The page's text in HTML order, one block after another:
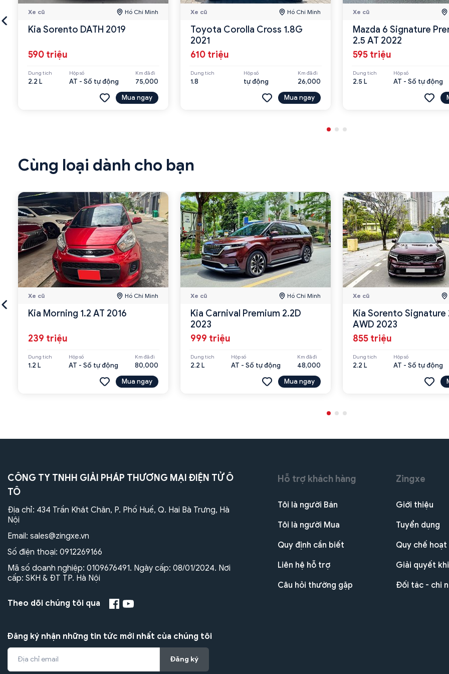
Xe cũ Hồ Chí Minh
Kia Sorento DATH 2019
590 triệu
Dung tích
2.2 L
Hộp số
AT - Số tự động
Km đã đi
75,000
Mua ngay
Xe cũ Hồ Chí Minh
Toyota Corolla Cross 1.8G
2021
610 triệu
Dung tích
1.8
Hộp số
tự động
Km đã đi
26,000
Mua ngay
Xe cũ
Mazda 6 Signature
2.5 AT 2022
595 triệu
Dung tích
2.5 L
Hộp số
AT - Số tự động
Cùng loại dành cho bạn
Xe cũ Hồ Chí Minh
Kia Morning 1.2 AT 2016
239 triệu
Dung tích
1.2 L
Hộp số
AT - Số tự động
Km đã đi
80,000
Mua ngay
Xe cũ Hồ Chí Minh
Kia Carnival Premium 2.2D
2023
999 triệu
Dung tích
2.2 L
Hộp số
AT - Số tự động
Km đã đi
48,000
Mua ngay
Xe cũ
Kia Sorento Signature
AWD 2023
855 triệu
Dung tích
2.2 L
Hộp số
AT - Số tự động
CÔNG TY TNHH GIẢI PHÁP THƯƠNG MẠI ĐIỆN TỬ Ô
TÔ
Địa chỉ: 434 Trần Khát Chân, P. Phố Huế, Q. Hai Bà Trưng, Hà
Nội
Email: sales@zingxe.vn
Số điện thoại: 0912269166
Mã số doanh nghiệp: 0109676491. Ngày cấp: 08/01/2024. Nơi
cấp: SKH & ĐT TP. Hà Nội
Theo dõi chúng tôi qua
Đăng ký nhận những tin tức mới nhất của chúng tôi
Đăng ký
Hỗ trợ khách hàng
Tôi là người Bán
Tôi là người Mua
Quy định cần biết
Liên hệ hỗ trợ
Câu hỏi thường gặp
Zingxe
Giới thiệu
Tuyển dụng
Quy chế
Giải quyết
Đối tác - chi